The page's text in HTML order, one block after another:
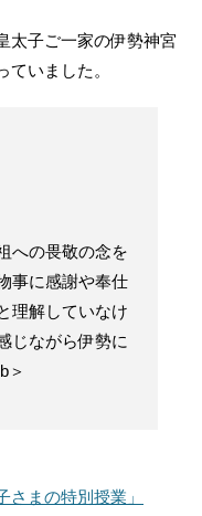
太子ご一家の伊勢神宮
いました。
への畏敬の念を
事に感謝や奉仕
理解していなけ
じながら伊勢に
＞
まの特別授業」